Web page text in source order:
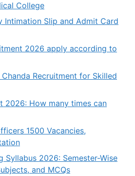
College
Intimation Slip and Admit Card
2026 apply according to
Recruitment for Skilled
2026: How many times can
1500 Vacancies,
Syllabus 2026: Semester-Wise
and MCQs